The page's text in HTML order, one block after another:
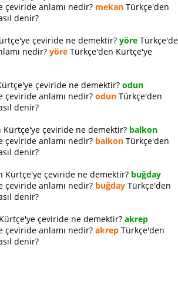
çeviride anlamı nedir? mekan Türkçe'den
denir?
çeviride ne demektir? yöre
nedir? yöre Türkçe'den Kürtçe'ye
çeviride ne demektir? odun
çeviride anlamı nedir? odun Türkçe'den
denir?
Kürtçe'ye çeviride ne demektir? balkon
çeviride anlamı nedir? balkon Türkçe'den
denir?
Kürtçe'ye çeviride ne demektir? buğday
çeviride anlamı nedir? buğday Türkçe'den
denir?
çeviride ne demektir? akrep
çeviride anlamı nedir? akrep Türkçe'den
denir?